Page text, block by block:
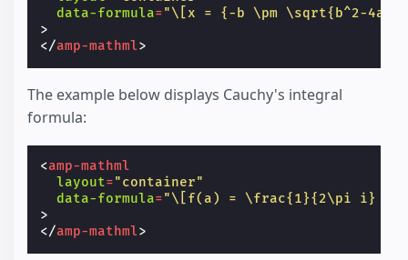
data-formula="\[x = {-b \pm \sqrt{b^2-
>
</amp-mathml>
The example below displays Cauchy's integral
formula:
<amp-mathml
layout="container"
data-formula="\[f(a) = \frac{1}{2\pi i}
>
</amp-mathml>